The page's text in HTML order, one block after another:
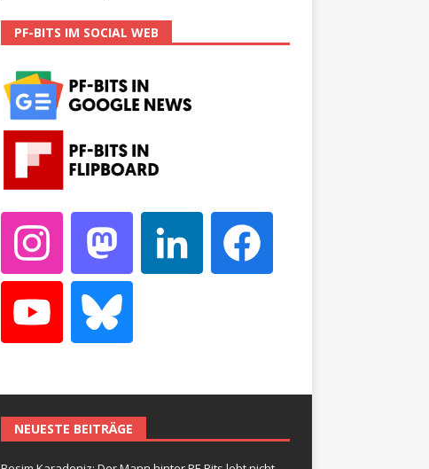
PF-BITS IM SOCIAL WEB
NEUESTE BEITRÄGE